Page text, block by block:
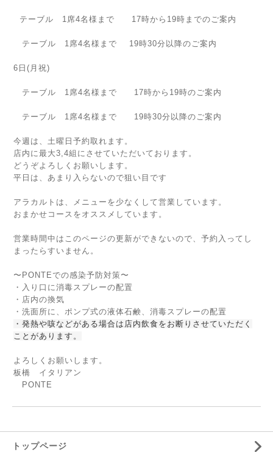
テーブル 1席4名様まで 17時から19時までのご案内
テーブル 1席4名様まで 19時30分以降のご案内
6日(月祝)
テーブル 1席4名様まで 17時から19時のご案内
テーブル 1席4名様まで 19時30分以降のご案内
今週は、土曜日予約取れます。
店内に最大3,4組にさせていただいております。
どうぞよろしくお願いします。
平日は、あまり入らないので狙い目です
アラカルトは、メニューを少なくして営業しています。
おまかせコースをオススメしています。
営業時間中はこのページの更新ができないので、予約入ってし
まったらすいません。
〜PONTEでの感染予防対策〜
・入り口に消毒スプレーの配置
・店内の換気
・洗面所に、ポンプ式の液体石鹸、消毒スプレーの配置
・発熱や咳などがある場合は店内飲食をお断りさせていただく
ことがあります。
よろしくお願いします。
板橋 イタリアン
PONTE
トップページ